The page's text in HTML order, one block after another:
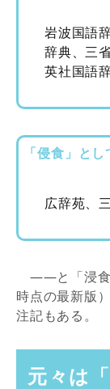
岩波国語
辞典、三
英社国語
「侵食」と
広辞苑、
——と「浸食
時点の最新版
注記もある。
元々は